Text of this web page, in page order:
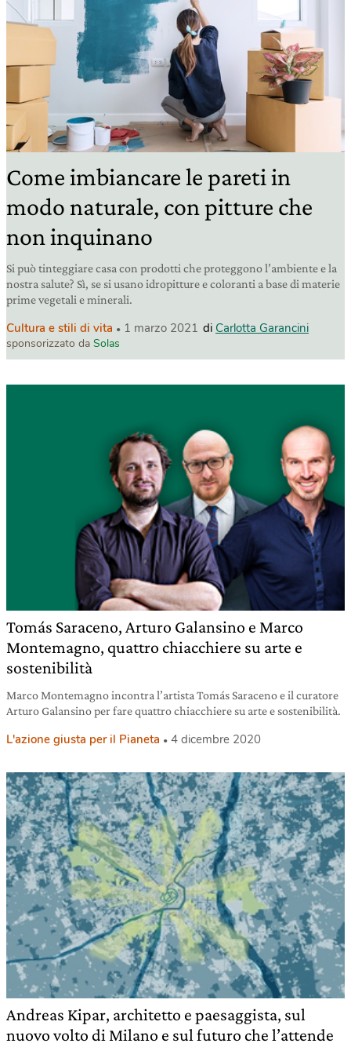
Come imbiancare le pareti in
modo naturale, con pitture che
non inquinano
Si può tinteggiare casa con prodotti che proteggono l’ambiente e la
nostra salute? Sì, se si usano idropitture e coloranti a base di materie
prime vegetali e minerali.
Cultura e stili di vita 1 marzo 2021 di Carlotta Garancini
sponsorizzato da Solas
Tomás Saraceno, Arturo Galansino e Marco
Montemagno, quattro chiacchiere su arte e
sostenibilità
Marco Montemagno incontra l’artista Tomás Saraceno e il curatore
Arturo Galansino per fare quattro chiacchiere su arte e sostenibilità.
L'azione giusta per il Pianeta 4 dicembre 2020
Andreas Kipar, architetto e paesaggista, sul
nuovo volto di Milano e sul futuro che l’attende